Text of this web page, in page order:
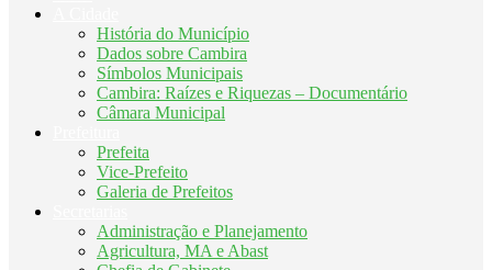
História do Município
Dados sobre Cambira
Símbolos Municipais
Cambira: Raízes e Riquezas – Documentário
Câmara Municipal
Prefeita
Vice-Prefeito
Galeria de Prefeitos
Administração e Planejamento
Agricultura, MA e Abast